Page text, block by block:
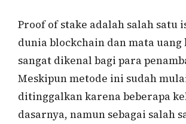
Proof of stake adalah salah satu
dunia blockchain dan mata
sangat dikenal bagi para
Meskipun metode ini sudah
ditinggalkan karena beberapa
dasarnya, namun sebagai salah